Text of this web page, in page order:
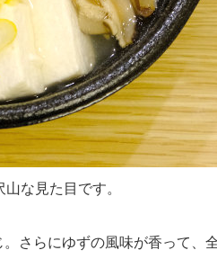
な見た目です。
さらにゆずの風味が香って、